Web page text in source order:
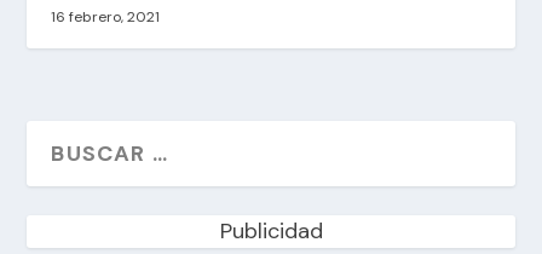
16 febrero, 2021
Publicidad